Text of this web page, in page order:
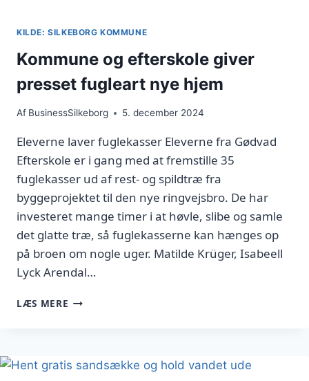
KILDE: SILKEBORG KOMMUNE
Kommune og efterskole giver
presset fugleart nye hjem
Af BusinessSilkeborg 5. december 2024
Eleverne laver fuglekasser Eleverne fra Gødvad
Efterskole er i gang med at fremstille 35
fuglekasser ud af rest- og spildtræ fra
byggeprojektet til den nye ringvejsbro. De har
investeret mange timer i at høvle, slibe og samle
det glatte træ, så fuglekasserne kan hænges op
på broen om nogle uger. Matilde Krüger, Isabeell
Lyck Arendal…
LÆS MERE KOMMUNE
PRESSET
FUGLEART